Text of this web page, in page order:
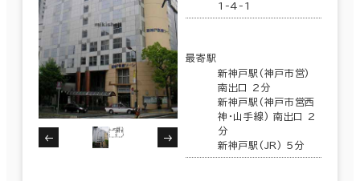
1-4-1
最寄駅
新神戸駅(神戸市営)
南出口 2分
新神戸駅(神戸市営西
神・山手線) 南出口 2
分
新神戸駅(JR) 5分